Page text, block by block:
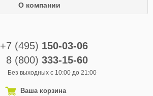
О компании
+7 (495) 150-03-06
8 (800) 333-15-60
Без выходных с 10:00 до 21:00
Ваша корзина